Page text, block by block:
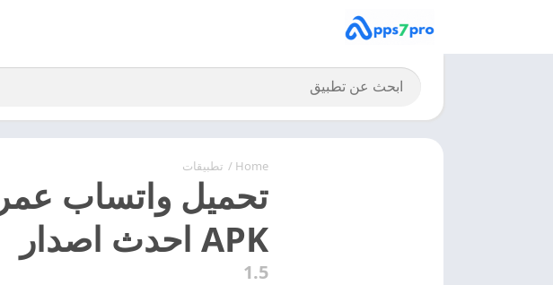
Home
/ تطبيقات
APK احدث اصدار
1.5